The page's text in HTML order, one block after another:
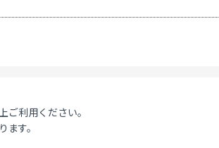
利用ください。
す。